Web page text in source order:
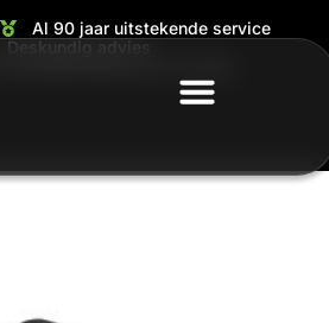
Al 90 jaar uitstekende service
Deskundig advies